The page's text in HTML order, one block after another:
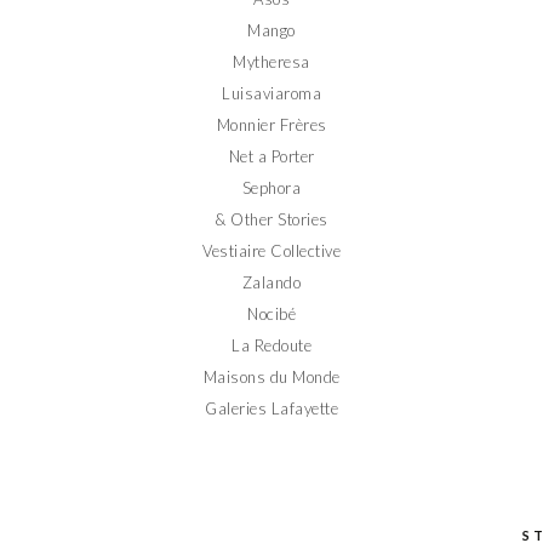
Mango
Mytheresa
Luisaviaroma
Monnier Frères
Net a Porter
Sephora
& Other Stories
Vestiaire Collective
Zalando
Nocibé
La Redoute
Maisons du Monde
Galeries Lafayette